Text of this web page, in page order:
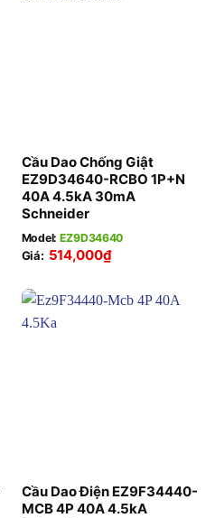
Cầu Dao Chống Giật
EZ9D34640-RCBO 1P+N
40A 4.5kA 30mA
Schneider
Model: EZ9D34640
Giá: 514,000₫
Cầu Dao Điện EZ9F34440-
MCB 4P 40A 4.5kA